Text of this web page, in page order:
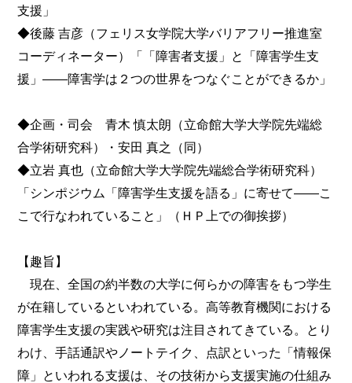
支援」
◆後藤 吉彦（フェリス女学院大学バリアフリー推進室
コーディネーター）「「障害者支援」と「障害学生支
援」――障害学は２つの世界をつなぐことができるか」
◆企画・司会 青木 慎太朗（立命館大学大学院先端総
合学術研究科）・安田 真之（同）
◆立岩 真也（立命館大学大学院先端総合学術研究科）
「シンポジウム「障害学生支援を語る」に寄せて――こ
こで行なわれていること」（ＨＰ上での御挨拶）
【趣旨】
現在、全国の約半数の大学に何らかの障害をもつ学生
が在籍しているといわれている。高等教育機関における
障害学生支援の実践や研究は注目されてきている。とり
わけ、手話通訳やノートテイク、点訳といった「情報保
障」といわれる支援は、その技術から支援実施の仕組み